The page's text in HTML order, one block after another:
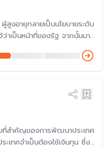
งอายุกลายเป็นนโยบายระดับ
เป็นหน้าที่ของรัฐ จากนั้นมา
ผู้สูงอายุในด้านต่าง ๆ เพื่อให้
พ และยิ่งสังคมไทยเริ่มเข้าสู่
าลต้องมาดูแลมากยิ่งขึ้น
ที่สำคัญของการพัฒนาประเทศ
เทศจำเป็นต้องใช้เงินทุน ซึ่งที่